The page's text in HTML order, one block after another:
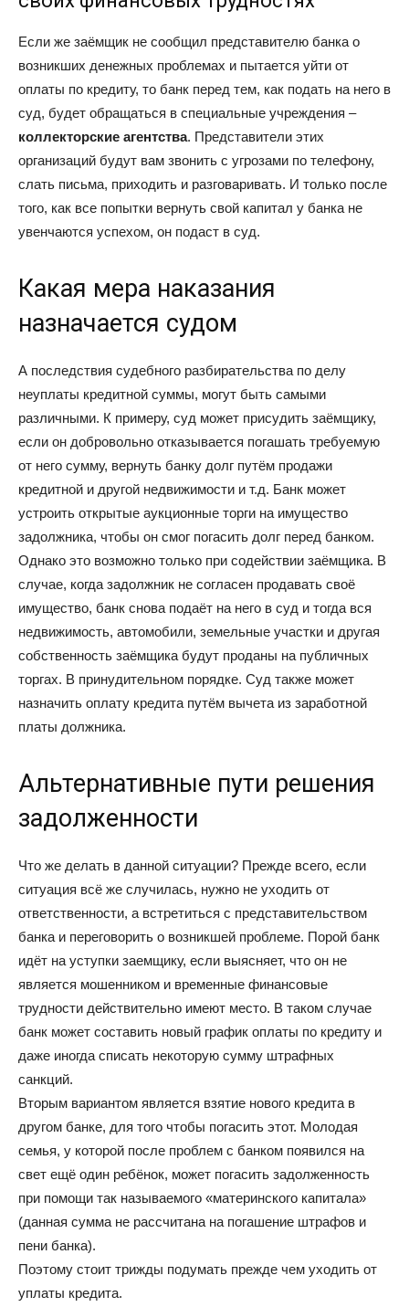
Если же заёмщик не сообщил представителю банка о
возникших денежных проблемах и пытается уйти от
оплаты по кредиту, то банк перед тем, как подать на него в
суд, будет обращаться в специальные учреждения –
коллекторские агентства. Представители этих
организаций будут вам звонить с угрозами по телефону,
слать письма, приходить и разговаривать. И только после
того, как все попытки вернуть свой капитал у банка не
увенчаются успехом, он подаст в суд.
Какая мера наказания
назначается судом
А последствия судебного разбирательства по делу
неуплаты кредитной суммы, могут быть самыми
различными. К примеру, суд может присудить заёмщику,
если он добровольно отказывается погашать требуемую
от него сумму, вернуть банку долг путём продажи
кредитной и другой недвижимости и т.д. Банк может
устроить открытые аукционные торги на имущество
задолжника, чтобы он смог погасить долг перед банком.
Однако это возможно только при содействии заёмщика. В
случае, когда задолжник не согласен продавать своё
имущество, банк снова подаёт на него в суд и тогда вся
недвижимость, автомобили, земельные участки и другая
собственность заёмщика будут проданы на публичных
торгах. В принудительном порядке. Суд также может
назначить оплату кредита путём вычета из заработной
платы должника.
Альтернативные пути решения
задолженности
Что же делать в данной ситуации? Прежде всего, если
ситуация всё же случилась, нужно не уходить от
ответственности, а встретиться с представительством
банка и переговорить о возникшей проблеме. Порой банк
идёт на уступки заемщику, если выясняет, что он не
является мошенником и временные финансовые
трудности действительно имеют место. В таком случае
банк может составить новый график оплаты по кредиту и
даже иногда списать некоторую сумму штрафных
санкций.
Вторым вариантом является взятие нового кредита в
другом банке, для того чтобы погасить этот. Молодая
семья, у которой после проблем с банком появился на
свет ещё один ребёнок, может погасить задолженность
при помощи так называемого «материнского капитала»
(данная сумма не рассчитана на погашение штрафов и
пени банка).
Поэтому стоит трижды подумать прежде чем уходить от
уплаты кредита.